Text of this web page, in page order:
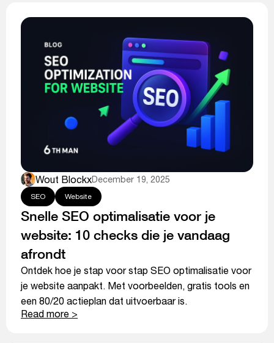
Wout BlockxDecember 19, 2025
SEO Website
Snelle SEO optimalisatie voor je
website: 10 checks die je vandaag
afrondt
Ontdek hoe je stap voor stap SEO optimalisatie voor
je website aanpakt. Met voorbeelden, gratis tools en
een 80/20 actieplan dat uitvoerbaar is.
Read more >